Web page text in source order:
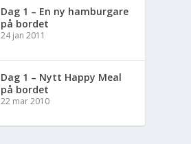
Dag 1 – En ny hamburgare
på bordet
24 jan 2011
Dag 1 – Nytt Happy Meal
på bordet
22 mar 2010